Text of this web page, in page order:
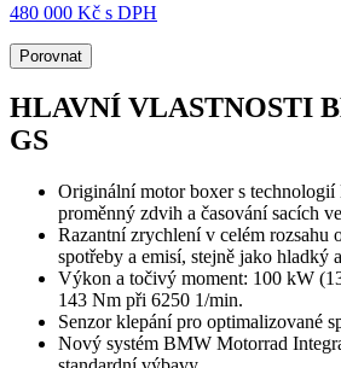
480 000 Kč s DPH
Porovnat
HLAVNÍ VLASTNOSTI
GS
Originální motor boxer s
proměnný zdvih a časování sacích
Razantní zrychlení v celém rozsahu
spotřeby a emisí, stejně jako hladký
Výkon a točivý moment: 100 kW
143 Nm při 6250 1/min.
Senzor klepání pro optimalizované
Nový systém BMW Motorrad